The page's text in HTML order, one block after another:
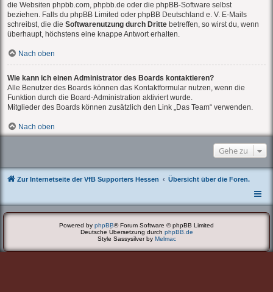
die Websiten phpbb.com, phpbb.de oder die phpBB-Software selbst
beziehen. Falls du phpBB Limited oder phpBB Deutschland e. V. E-Mails
schreibst, die die Softwarenutzung durch Dritte betreffen, so wirst du, wenn
überhaupt, höchstens eine knappe Antwort erhalten.
Nach oben
Wie kann ich einen Administrator des Boards kontaktieren?
Alle Benutzer des Boards können das Kontaktformular nutzen, wenn die
Funktion durch die Board-Administration aktiviert wurde.
Mitglieder des Boards können zusätzlich den Link „Das Team“ verwenden.
Nach oben
Gehe zu
Zur Internetseite der VfB Supporters Hessen Übersicht über die Foren.
Powered by phpBB® Forum Software © phpBB Limited
Deutsche Übersetzung durch phpBB.de
Style Sassysilver by Melmac